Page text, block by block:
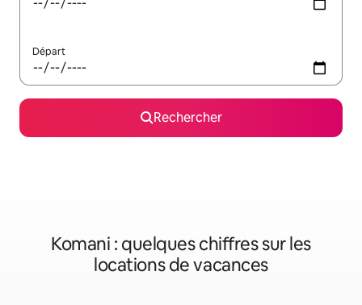
Départ
Rechercher
Komani : quelques chiffres sur les
locations de vacances